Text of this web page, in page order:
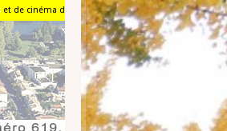
cinéma de l’agglomération foyenne Le travail